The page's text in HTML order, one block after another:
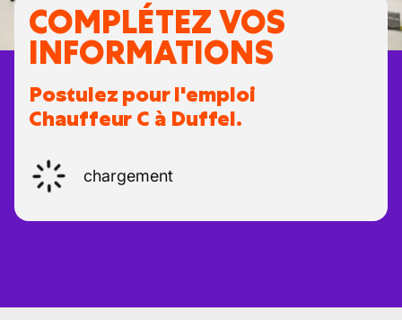
COMPLÉTEZ VOS
INFORMATIONS
Postulez pour l'emploi
Chauffeur C à Duffel.
chargement